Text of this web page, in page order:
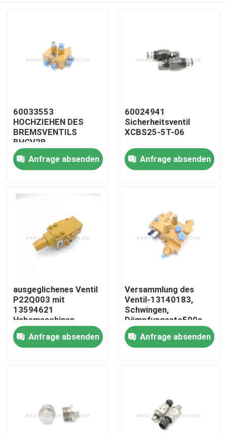
Startseite
Produkte
Fabrik Tour
Kontakt
Nachrichten
Crane Electrical Parts
60033553
HOCHZIEHEN DES
BREMSVENTILS
BHCV2B
Anfrage absenden
60024941
Sicherheitsventil
XCBS25-5T-06
Anfrage absenden
ausgeglichenes Ventil
P22Q003 mit
13594621
Hebemaschinen
Anfrage absenden
Versammlung des
Ventil-13140183,
Schwingen,
Dämpfungsstc500s-
d2.4.5.1
Anfrage absenden